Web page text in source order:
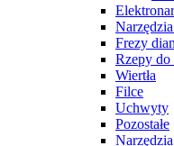
Frezy
Rzepy do
Wiertła
Filce
Uchwyty
Pozostałe